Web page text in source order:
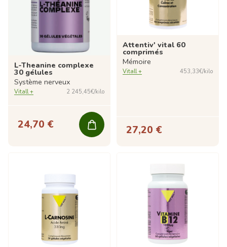
L-Theanine complexe
30 gélules
Système nerveux
Vitall + 2 245,45€/kilo
24,70 €
Attentiv' vital 60
comprimés
Mémoire
Vitall + 453,33€/kilo
27,20 €